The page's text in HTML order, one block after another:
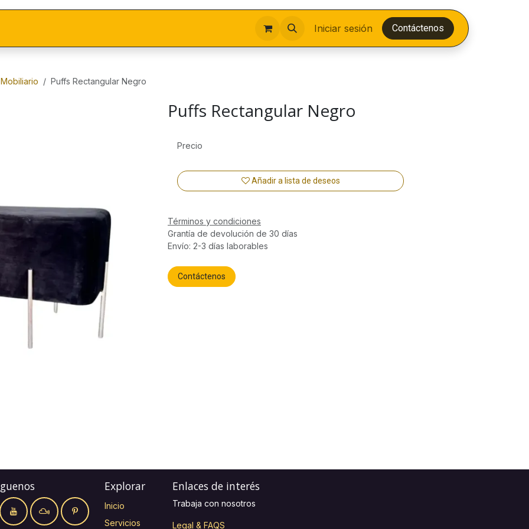
Iniciar sesión Contáctenos
Mobiliario Puffs Rectangular Negro
Puffs Rectangular Negro
Añadir a lista de deseos
Precio
Términos y condiciones
Grantía de devolución de 30 días
Envío: 2-3 días laborables
Contáctenos
Explorar
Inicio
Servicios
Enlaces de interés
Trabaja con nosotros
Legal & FAQS